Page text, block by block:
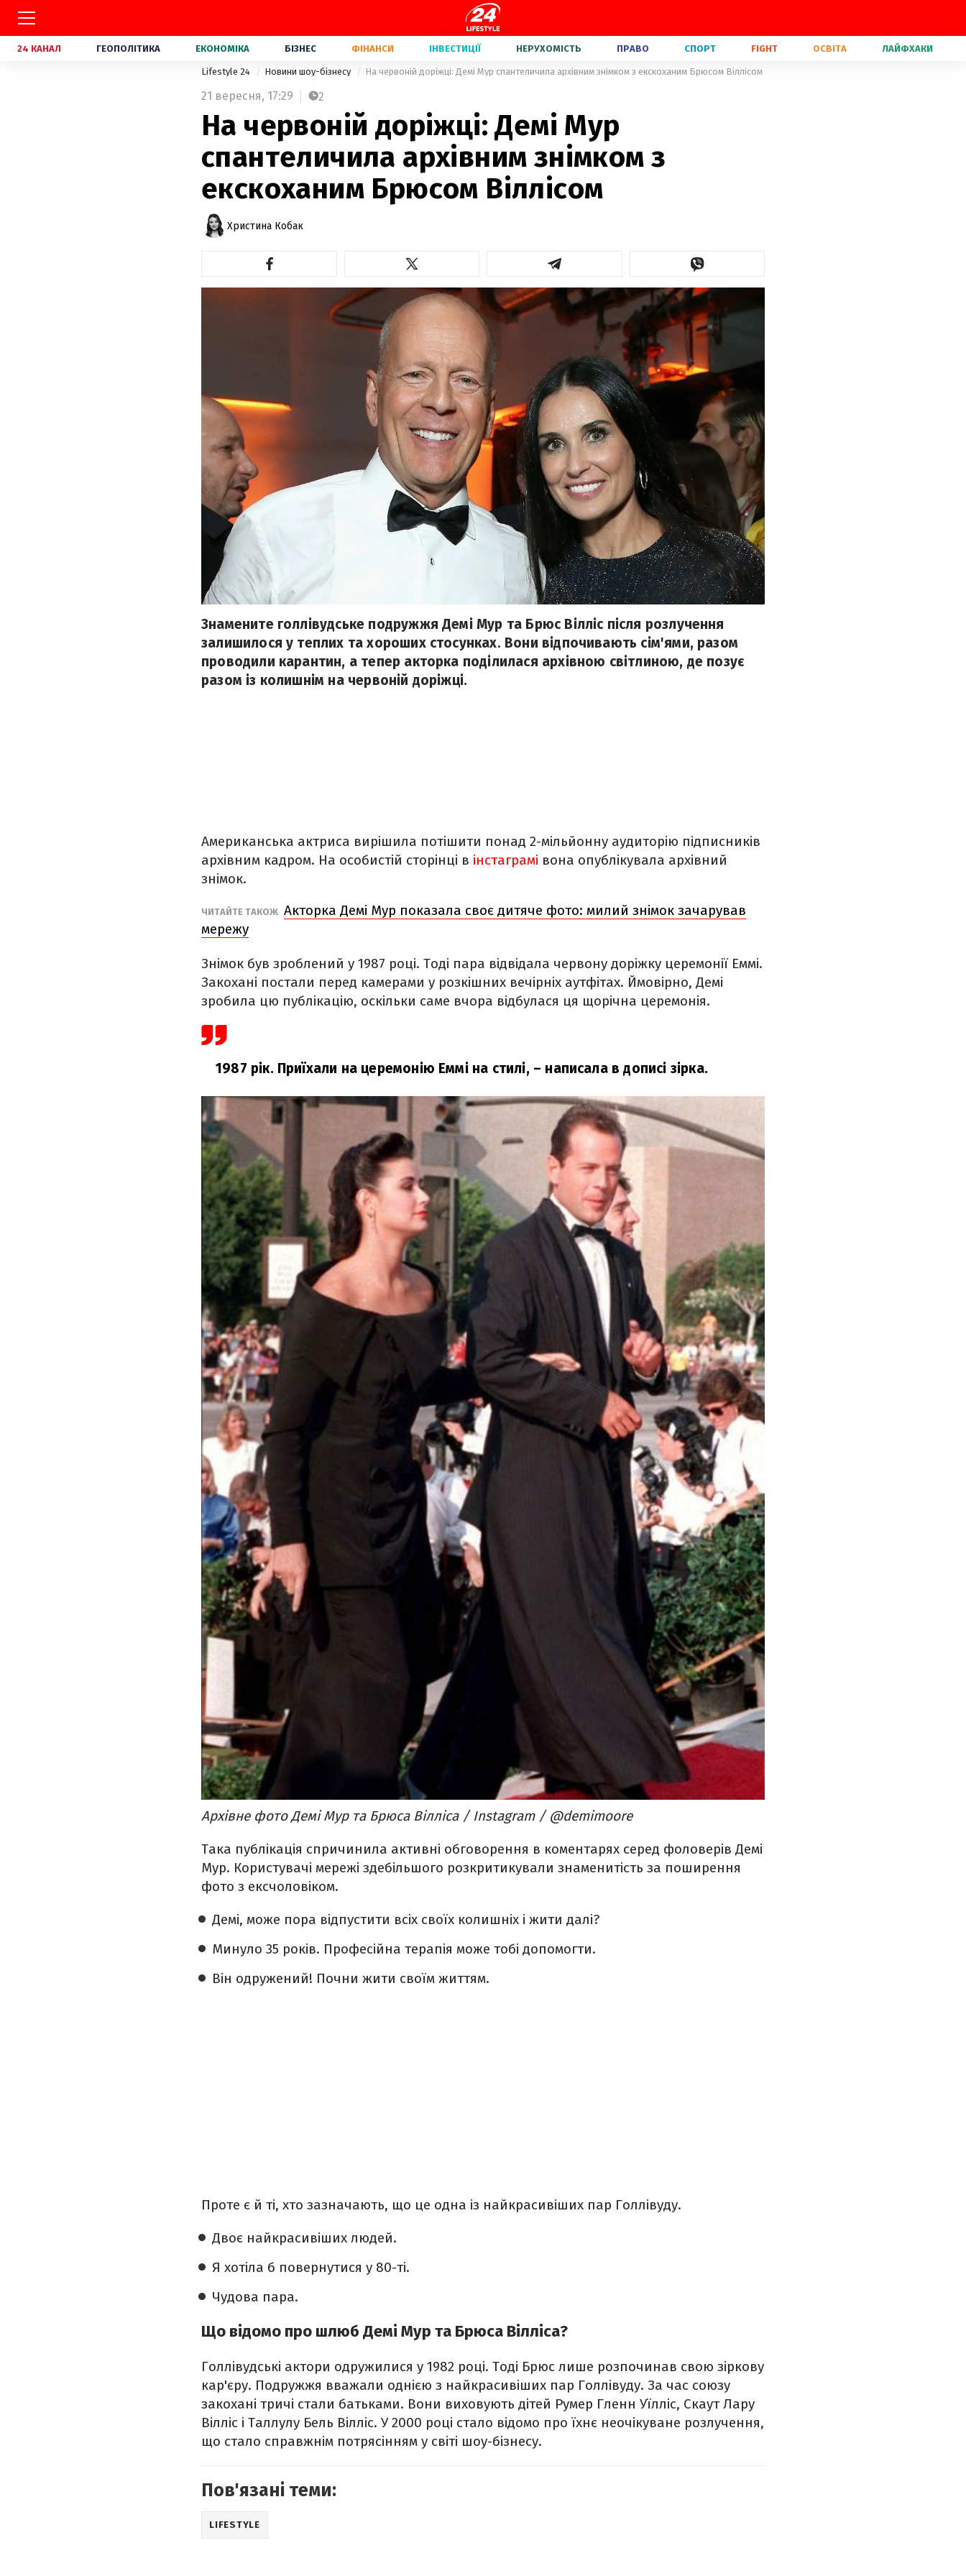
24 КАНАЛ ГЕОПОЛІТИКА ЕКОНОМІКА БІЗНЕС ФІНАНСИ ІНВЕСТИЦІЇ НЕРУХОМІСТЬ ПРАВО СПОРТ FIGHT ОСВІТА ЛАЙФХАКИ
Lifestyle 24 Новини шоу-бізнесу На червоній доріжці: Демі Мур спантеличила архівним знімком з екскоханим Брюсом Віллісом
21 вересня, 17:29 2
На червоній доріжці: Демі Мур
спантеличила архівним знімком з
екскоханим Брюсом Віллісом
Христина Кобак
Знамените голлівудське подружжя Демі Мур та Брюс Вілліс після розлучення
залишилося у теплих та хороших стосунках. Вони відпочивають сім'ями, разом
проводили карантин, а тепер акторка поділилася архівною світлиною, де позує
разом із колишнім на червоній доріжці.
Американська актриса вирішила потішити понад 2-мільйонну аудиторію підписників
архівним кадром. На особистій сторінці в інстаграмі вона опублікувала архівний
знімок.
ЧИТАЙТЕ ТАКОЖ Акторка Демі Мур показала своє дитяче фото: милий знімок зачарував
мережу
Знімок був зроблений у 1987 році. Тоді пара відвідала червону доріжку церемонії Еммі.
Закохані постали перед камерами у розкішних вечірніх аутфітах. Ймовірно, Демі
зробила цю публікацію, оскільки саме вчора відбулася ця щорічна церемонія.
1987 рік. Приїхали на церемонію Еммі на стилі, – написала в дописі зірка.
Архівне фото Демі Мур та Брюса Вілліса / Instagram / @demimoore
Така публікація спричинила активні обговорення в коментарях серед фоловерів Демі
Мур. Користувачі мережі здебільшого розкритикували знаменитість за поширення
фото з ексчоловіком.
Демі, може пора відпустити всіх своїх колишніх і жити далі?
Минуло 35 років. Професійна терапія може тобі допомогти.
Він одружений! Почни жити своїм життям.
Проте є й ті, хто зазначають, що це одна із найкрасивіших пар Голлівуду.
Двоє найкрасивіших людей.
Я хотіла б повернутися у 80-ті.
Чудова пара.
Що відомо про шлюб Демі Мур та Брюса Вілліса?
Голлівудські актори одружилися у 1982 році. Тоді Брюс лише розпочинав свою зіркову
кар'єру. Подружжя вважали однією з найкрасивіших пар Голлівуду. За час союзу
закохані тричі стали батьками. Вони виховують дітей Румер Гленн Уїлліс, Скаут Лару
Вілліс і Таллулу Бель Вілліс. У 2000 році стало відомо про їхнє неочікуване розлучення,
що стало справжнім потрясінням у світі шоу-бізнесу.
Пов'язані теми:
LIFESTYLE